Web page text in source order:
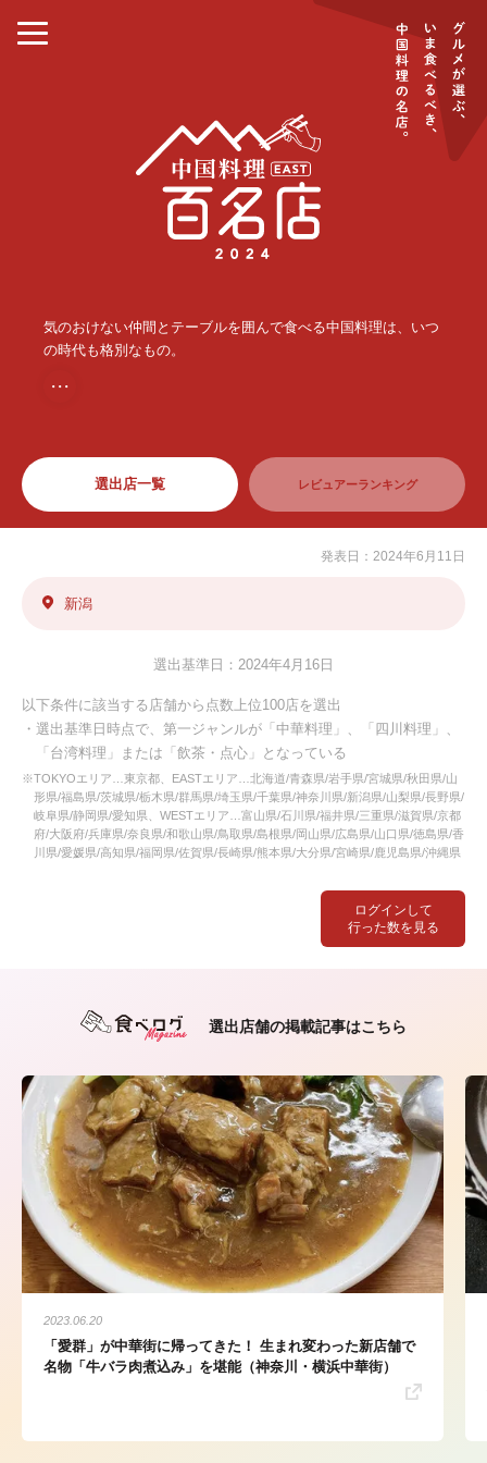
気のおけない仲間とテーブルを囲んで食べる中国料理は、いつ
の時代も格別なもの。
・・・
選出店一覧 レビュアーランキング
ログインして
行った数を見る
発表日：2024年6月11日
新潟
選出基準日：2024年4月16日
以下条件に該当する店舗から点数上位100店を選出
・選出基準日時点で、第一ジャンルが「中華料理」、「四川料理」、
「台湾料理」または「飲茶・点心」となっている
※TOKYOエリア…東京都、EASTエリア…北海道/青森県/岩手県/宮城県/秋田県/山
形県/福島県/茨城県/栃木県/群馬県/埼玉県/千葉県/神奈川県/新潟県/山梨県/長野県/
岐阜県/静岡県/愛知県、WESTエリア…富山県/石川県/福井県/三重県/滋賀県/京都
府/大阪府/兵庫県/奈良県/和歌山県/鳥取県/島根県/岡山県/広島県/山口県/徳島県/香
川県/愛媛県/高知県/福岡県/佐賀県/長崎県/熊本県/大分県/宮崎県/鹿児島県/沖縄県
選出店舗の掲載記事はこちら
2023.06.20
「愛群」が中華街に帰ってきた！ 生まれ変わった新店舗で
名物「牛バラ肉煮込み」を堪能（神奈川・横浜中華街）